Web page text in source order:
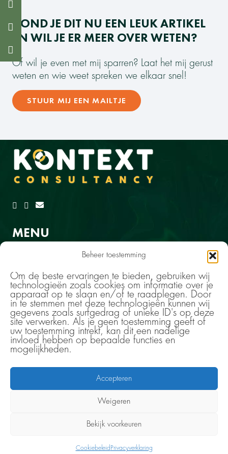
Beheer toestemming
Om de beste ervaringen te bieden, gebruiken wij
technologieën zoals cookies om informatie over je
apparaat op te slaan en/of te raadplegen. Door
in te stemmen met deze technologieën kunnen wij
gegevens zoals surfgedrag of unieke ID's op deze
site verwerken. Als je geen toestemming geeft of
uw toestemming intrekt, kan dit een nadelige
invloed hebben op bepaalde functies en
mogelijkheden.
Accepteren
Weigeren
Bekijk voorkeuren
CookiebeleidPrivacyverklaring
VOND JE DIT NU EEN LEUK ARTIKEL
EN WIL JE ER MEER OVER WETEN?
Of wil je even met mij sparren? Laat het mij gerust
weten en wie weet spreken we elkaar snel!
STUUR MIJ EEN MAILTJE
MENU
Over Kontext
Blogs
Contact
CONTACT
+31 (0)6 1152 9953
linde.geenen@kontextconsultancy.nl
Algemene Voorwaarden
, all rights reserved by Kontext Consultancy –
Atelier Feast -Website by Charlotte